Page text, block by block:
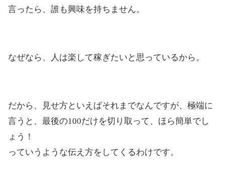
言ったら、誰も興味を持ちません。
なぜなら、人は楽して稼ぎたいと思っているから。
だから、見せ方といえばそれまでなんですが、極端に
言うと、最後の100だけを切り取って、ほら簡単でし
ょう！
っていうような伝え方をしてくるわけです。